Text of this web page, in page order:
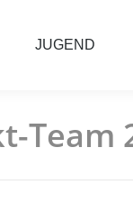
JUGEND
Team